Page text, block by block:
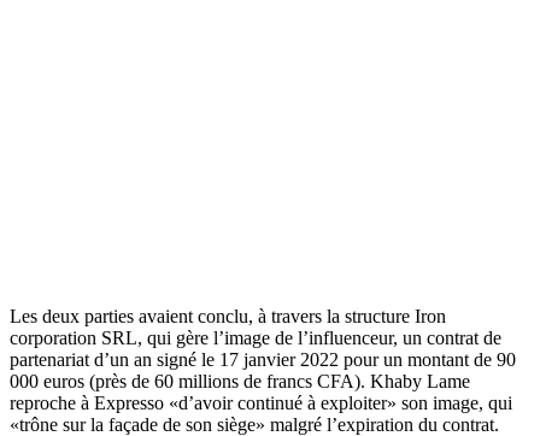
Les deux parties avaient conclu, à travers la structure Iron
corporation SRL, qui gère l’image de l’influenceur, un contrat de
partenariat d’un an signé le 17 janvier 2022 pour un montant de 90
000 euros (près de 60 millions de francs CFA). Khaby Lame
reproche à Expresso «d’avoir continué à exploiter» son image, qui
«trône sur la façade de son siège» malgré l’expiration du contrat.